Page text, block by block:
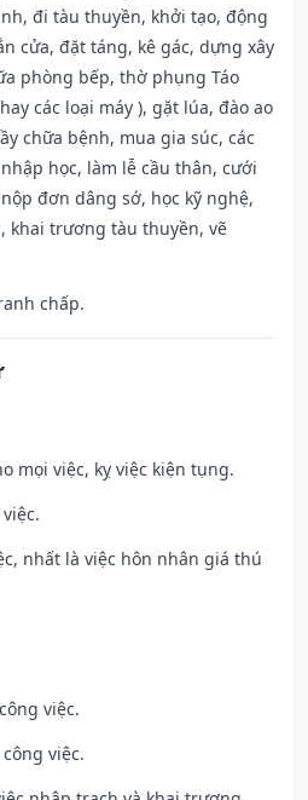
đi tàu thuyền, khởi tạo, động
cửa, đặt táng, kê gác, dựng xây
phòng bếp, thờ phụng Táo
các loại máy ), gặt lúa, đào ao
chữa bệnh, mua gia súc, các
học, làm lễ cầu thân, cưới
đơn dâng sớ, học kỹ nghệ,
khai trương tàu thuyền, vẽ
chấp.
mọi việc, kỵ việc kiện tụng.
nhất là việc hôn nhân giá thú
việc.
việc.